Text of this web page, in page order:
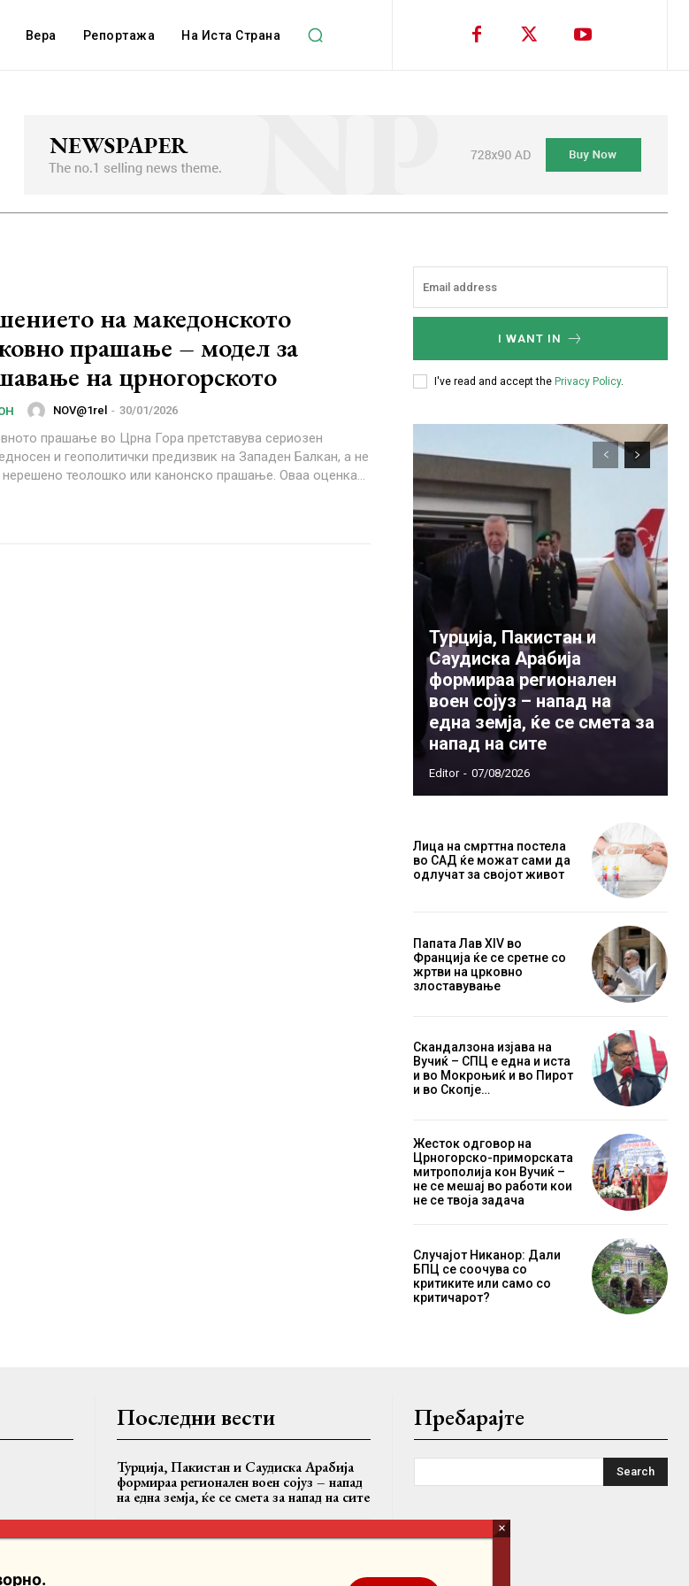
Вера Репортажа На Иста Страна
на македонското
прашање – модел за
на црногорското
NOV@1rel - 30/01/2026
прашање во Црна Гора претставува сериозен
и геополитички предизвик на Западен Балкан, а не
теолошко или канонско прашање. Оваа оценка...
I WANT IN
I've read and accept the Privacy Policy.
Турција, Пакистан и
Саудиска Арабија
формираа регионален
воен сојуз – напад на
една земја, ќе се смета за
напад на сите
Editor - 07/08/2026
Лица на смрттна постела
во САД ќе можат сами да
одлучат за својот живот
Папата Лав XIV во
Франција ќе се сретне со
жртви на црковно
злоставување
Скандалзона изјава на
Вучиќ – СПЦ е една и иста
и во Мокроњиќ и во Пирот
и во Скопје…
Жесток одговор на
Црногорско-приморската
митрополија кон Вучиќ –
не се мешај во работи кои
не се твоја задача
Случајот Никанор: Дали
БПЦ се соочува со
критиките или само со
критичарот?
Последни вести
Турција, Пакистан и Саудиска Арабија
формираа регионален воен сојуз – напад
на една земја, ќе се смета за напад на сите
Лица на смрттна постела во САД ќе
Пребарајте
Search